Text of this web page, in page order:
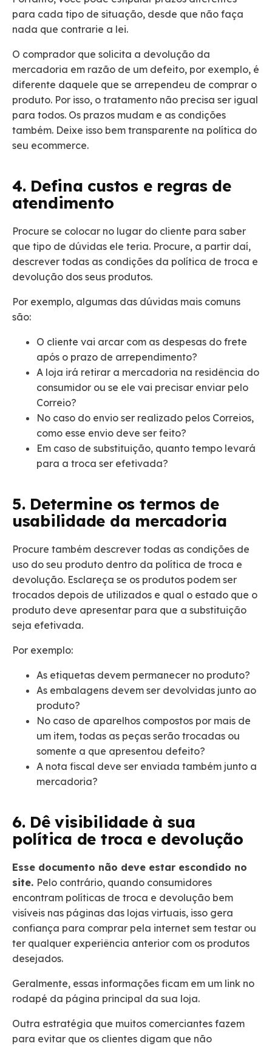
para cada tipo de situação, desde que não faça
nada que contrarie a lei.
O comprador que solicita a devolução da
mercadoria em razão de um defeito, por exemplo, é
diferente daquele que se arrependeu de comprar o
produto. Por isso, o tratamento não precisa ser igual
para todos. Os prazos mudam e as condições
também. Deixe isso bem transparente na política do
seu ecommerce.
4. Defina custos e regras de
atendimento
Procure se colocar no lugar do cliente para saber
que tipo de dúvidas ele teria. Procure, a partir daí,
descrever todas as condições da política de troca e
devolução dos seus produtos.
Por exemplo, algumas das dúvidas mais comuns
são:
O cliente vai arcar com as despesas do frete
após o prazo de arrependimento?
A loja irá retirar a mercadoria na residência do
consumidor ou se ele vai precisar enviar pelo
Correio?
No caso do envio ser realizado pelos Correios,
como esse envio deve ser feito?
Em caso de substituição, quanto tempo levará
para a troca ser efetivada?
5. Determine os termos de
usabilidade da mercadoria
Procure também descrever todas as condições de
uso do seu produto dentro da política de troca e
devolução. Esclareça se os produtos podem ser
trocados depois de utilizados e qual o estado que o
produto deve apresentar para que a substituição
seja efetivada.
Por exemplo:
As etiquetas devem permanecer no produto?
As embalagens devem ser devolvidas junto ao
produto?
No caso de aparelhos compostos por mais de
um item, todas as peças serão trocadas ou
somente a que apresentou defeito?
A nota fiscal deve ser enviada também junto a
mercadoria?
6. Dê visibilidade à sua
política de troca e devolução
Esse documento não deve estar escondido no
site. Pelo contrário, quando consumidores
encontram políticas de troca e devolução bem
visíveis nas páginas das lojas virtuais, isso gera
confiança para comprar pela internet sem testar ou
ter qualquer experiência anterior com os produtos
desejados.
Geralmente, essas informações ficam em um link no
rodapé da página principal da sua loja.
Outra estratégia que muitos comerciantes fazem
para evitar que os clientes digam que não